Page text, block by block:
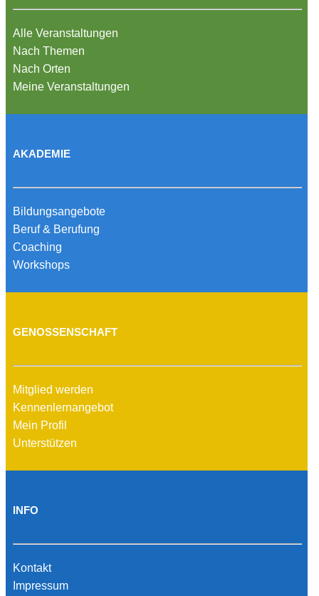
Alle Veranstaltungen
Nach Themen
Nach Orten
Meine Veranstaltungen
AKADEMIE
Bildungsangebote
Beruf & Berufung
Coaching
Workshops
GENOSSENSCHAFT
Mitglied werden
Kennenlernangebot
Mein Profil
Unterstützen
INFO
Kontakt
Impressum